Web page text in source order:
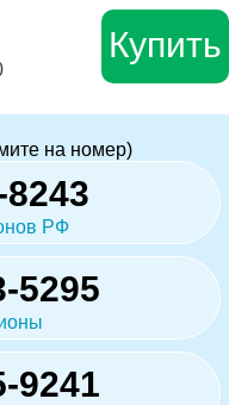
Купить
на номер)
РФ
5295
9241